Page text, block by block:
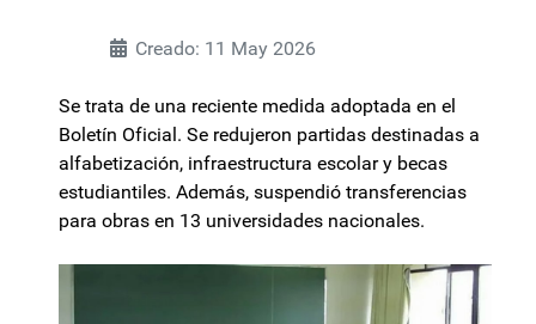
Creado: 11 May 2026
Se trata de una reciente medida adoptada en el
Boletín Oficial. Se redujeron partidas destinadas a
alfabetización, infraestructura escolar y becas
estudiantiles. Además, suspendió transferencias
para obras en 13 universidades nacionales.